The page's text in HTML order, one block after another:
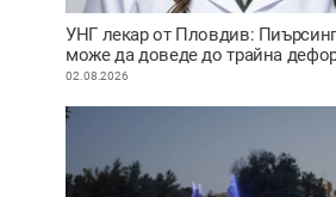
УНГ лекар от Пловдив:
може да доведе до трайна
02.08.2026